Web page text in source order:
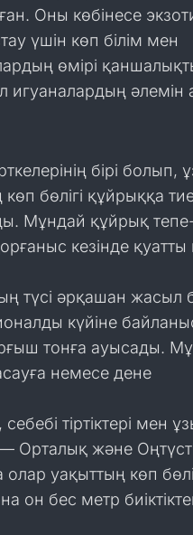
Оны көбінесе
үшін көп білім мен
өмірі
игуаналардың әлемін
бірі болып,
бөлігі құйрыққа
Мұндай құйрық тепе-
кезінде қуатты
түсі әрқашан жасыл
күйіне
тонға ауысады.
немесе дене
тіртіктері мен
— Орталық және
уақыттың көп
он бес метр